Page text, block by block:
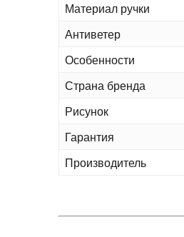
Материал ручки
Антиветер
Особенности
Страна бренда
Рисунок
Гарантия
Производитель